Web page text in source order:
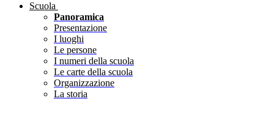
Scuola
Panoramica
Presentazione
I luoghi
Le persone
I numeri della scuola
Le carte della scuola
Organizzazione
La storia